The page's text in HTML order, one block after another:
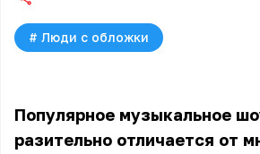
# Люди с обложки
Популярное музыкальное
разительно отличается от